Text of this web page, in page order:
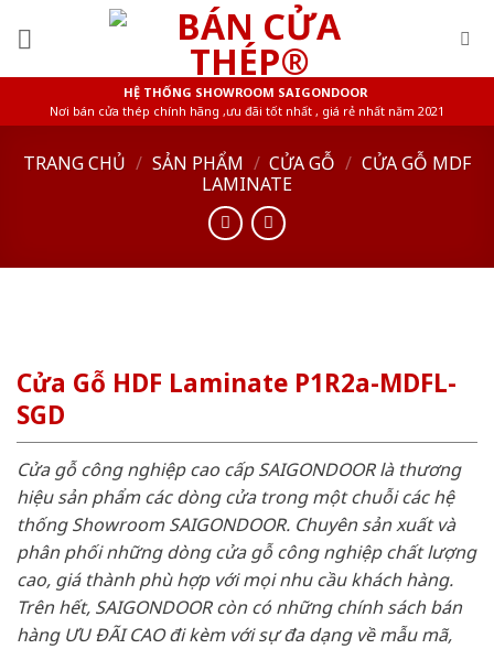
HỆ THỐNG SHOWROOM SAIGONDOOR
Nơi bán cửa thép chính hãng ,ưu đãi tốt nhất , giá rẻ nhất năm 2021
TRANG CHỦ / SẢN PHẨM / CỬA GỖ / CỬA GỖ MDF
LAMINATE
Cửa Gỗ HDF Laminate P1R2a-MDFL-
SGD
Cửa gỗ công nghiệp cao cấp SAIGONDOOR là thương
hiệu sản phẩm các dòng cửa trong một chuỗi các hệ
thống Showroom SAIGONDOOR. Chuyên sản xuất và
phân phối những dòng cửa gỗ công nghiệp chất lượng
cao, giá thành phù hợp với mọi nhu cầu khách hàng.
Trên hết, SAIGONDOOR còn có những chính sách bán
hàng ƯU ĐÃI CAO đi kèm với sự đa dạng về mẫu mã,